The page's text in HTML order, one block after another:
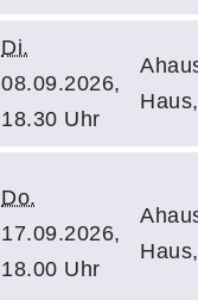
Di.
08.09.2026,
18.30 Uhr
Do.
17.09.2026,
18.00 Uhr